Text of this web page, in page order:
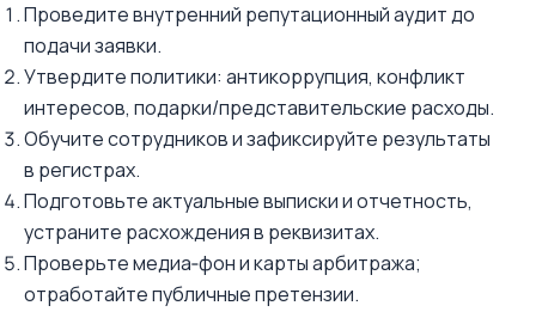
Проведите внутренний репутационный аудит до
подачи заявки.
Утвердите политики: антикоррупция, конфликт
интересов, подарки/представительские расходы.
Обучите сотрудников и зафиксируйте результаты
в регистрах.
Подготовьте актуальные выписки и отчетность,
устраните расхождения в реквизитах.
Проверьте медиа‑фон и карты арбитража;
отработайте публичные претензии.